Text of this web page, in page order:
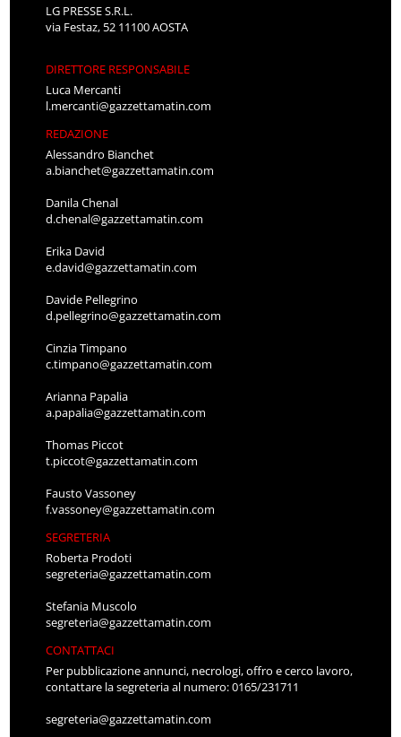
LG PRESSE S.R.L.
via Festaz, 52 11100 AOSTA
DIRETTORE RESPONSABILE
Luca Mercanti
l.mercanti@gazzettamatin.com
REDAZIONE
Alessandro Bianchet
a.bianchet@gazzettamatin.com
Danila Chenal
d.chenal@gazzettamatin.com
Erika David
e.david@gazzettamatin.com
Davide Pellegrino
d.pellegrino@gazzettamatin.com
Cinzia Timpano
c.timpano@gazzettamatin.com
Arianna Papalia
a.papalia@gazzettamatin.com
Thomas Piccot
t.piccot@gazzettamatin.com
Fausto Vassoney
f.vassoney@gazzettamatin.com
SEGRETERIA
Roberta Prodoti
segreteria@gazzettamatin.com
Stefania Muscolo
segreteria@gazzettamatin.com
CONTATTACI
Per pubblicazione annunci, necrologi, offro e cerco lavoro,
contattare la segreteria al numero: 0165/231711
segreteria@gazzettamatin.com